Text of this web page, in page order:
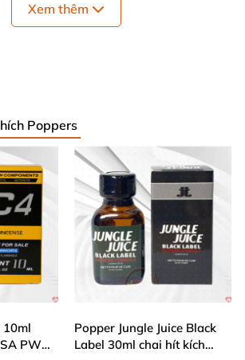
cơ thể, làm giãn nở cơ bắp
khoái cảm , duy trì cảm giác
và thỏa mãn lâu dài.
đặc trưng , dễ chịuvà cuốn hút
gian thân mật.
, phù hợp cho người muốn
Xem thêm
Poppers
10ml
PWD
Popper Jungle Juice Black
Label 30ml chai hít kích